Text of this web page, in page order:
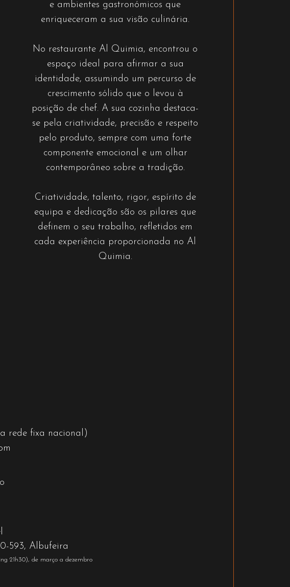
e ambientes gastronómicos que
enriqueceram a sua visão culinária.
No restaurante Al Quimia, encontrou o
espaço ideal para afirmar a sua
identidade, assumindo um percurso de
crescimento sólido que o levou à
posição de chef. A sua cozinha destaca-
se pela criatividade, precisão e respeito
pelo produto, sempre com uma forte
componente emocional e um olhar
contemporâneo sobre a tradição.
Criatividade, talento, rigor, espírito de
equipa e dedicação são os pilares que
definem o seu trabalho, refletidos em
cada experiência proporcionada no Al
Quimia.
rede fixa nacional)
593, Albufeira
21h30), de março a dezembro